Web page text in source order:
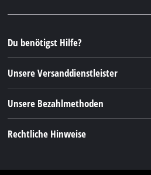
Instagram
TikTok
Pinterest
Du benötigst Hilfe?
Unsere Versanddienstleister
Unsere Bezahlmethoden
Rechtliche Hinweise